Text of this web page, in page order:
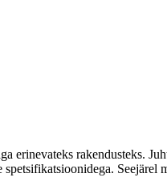
erinevateks rakendusteks.